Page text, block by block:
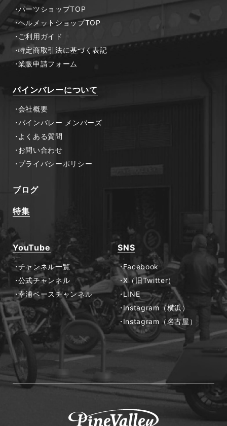
パーツショップTOP
ヘルメットショップTOP
ご利用ガイド
特定商取引法に基づく表記
業販申請フォーム
パインバレーについて
会社概要
パインバレー メンバーズ
よくある質問
お問い合わせ
プライバシーポリシー
ブログ
特集
YouTube
チャンネル一覧
公式チャンネル
幸浦ベースチャンネル
SNS
Facebook
X（旧Twitter）
LINE
Instagram（横浜）
Instagram（名古屋）